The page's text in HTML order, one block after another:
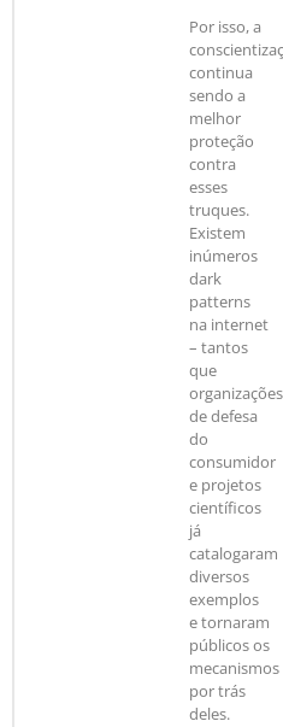
Por isso, a
continua
sendo a
melhor
proteção
contra
esses
truques.
Existem
inúmeros
dark
patterns
na internet
– tantos
que
organizações
de defesa
do
consumidor
e projetos
científicos
já
catalogaram
diversos
exemplos
e tornaram
públicos os
mecanismos
por trás
deles.